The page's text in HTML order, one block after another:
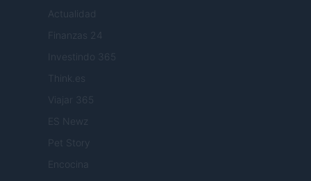
Actualidad
Finanzas 24
Investindo 365
Think.es
Viajar 365
ES Newz
Pet Story
Encocina